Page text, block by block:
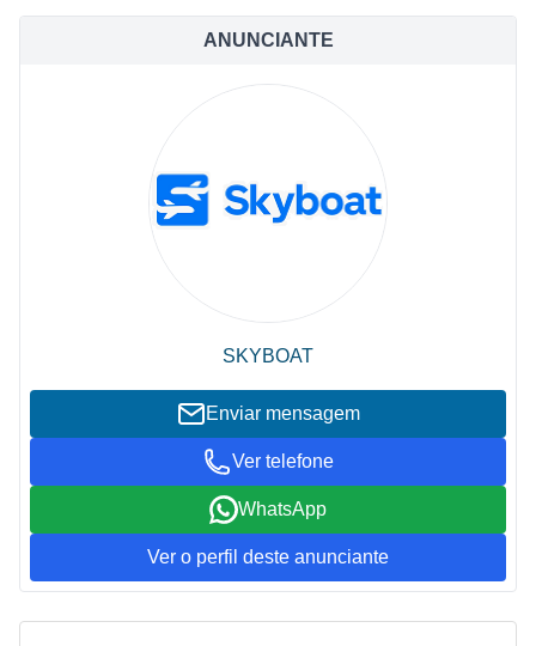
ANUNCIANTE
SKYBOAT
Enviar mensagem
Ver telefone
WhatsApp
Ver o perfil deste anunciante